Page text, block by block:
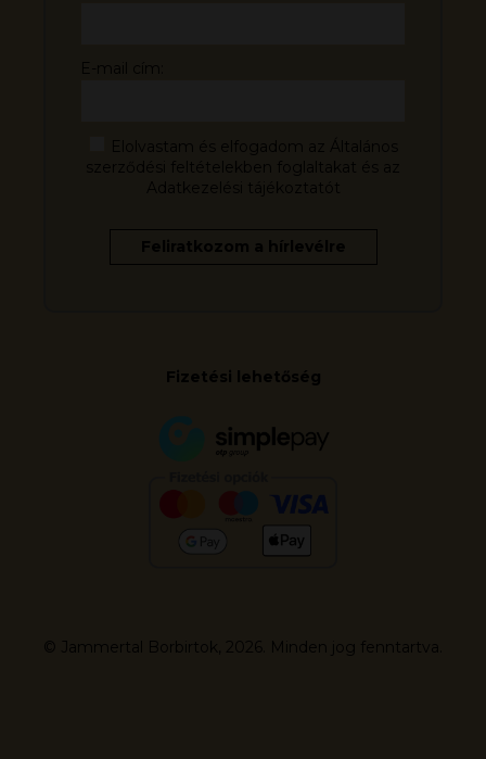
Fizetési lehetőség
© Jammertal Borbirtok, 2026. Minden jog fenntartva.